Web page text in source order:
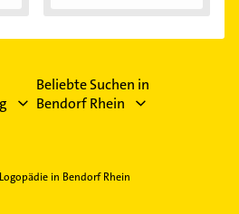
Beliebte Suchen in
Bendorf Rhein
Logopädie in Bendorf Rhein